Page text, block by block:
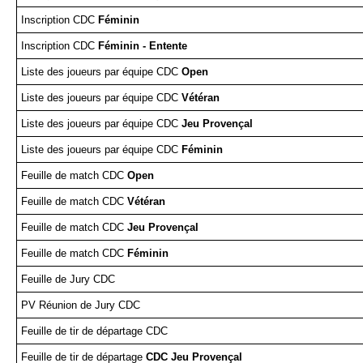
Inscription CDC Féminin
Inscription CDC Féminin - Entente
Liste des joueurs par équipe CDC Open
Liste des joueurs par équipe CDC Vétéran
Liste des joueurs par équipe CDC Jeu Provençal
Liste des joueurs par équipe CDC Féminin
Feuille de match CDC Open
Feuille de match CDC Vétéran
Feuille de match CDC Jeu Provençal
Feuille de match CDC Féminin
Feuille de Jury CDC
PV Réunion de Jury CDC
Feuille de tir de départage CDC
Feuille de tir de départage CDC Jeu Provençal
2024
Assemblée générale 2024
Réunion du 10 novembre 2023
Réunion du 1er décembre 2023
Assemblée Générale 2023
Prévention violences dans le sport
Contrat d'engagement républicain
Triplettes Mixtes
Triplettes Promotion
Triplettes Vétérans
Triplettes Jeu Provençal
4ème tour CDF Jeu Provençal
Arbitre
Concours
Divers